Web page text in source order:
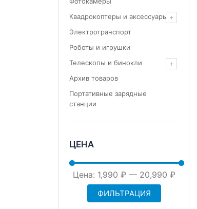
Квадрокоптеры и аксессуары
Электротранспорт
Роботы и игрушки
Телескопы и бинокли
Архив товаров
Портативные зарядные
станции
ЦЕНА
Минимальная
цена
Максимальная
цена
ФИЛЬТРАЦИЯ
Цена: 1,990 ₽— 20,990 ₽